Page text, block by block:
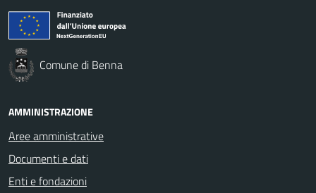
Comune di Benna
AMMINISTRAZIONE
Aree amministrative
Documenti e dati
Enti e fondazioni